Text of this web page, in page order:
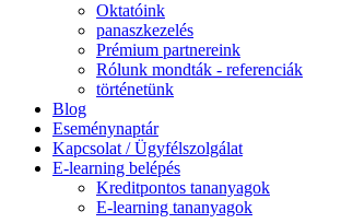
Oktatóink
panaszkezelés
Prémium partnereink
Rólunk mondták - referenciák
történetünk
Blog
Eseménynaptár
Kapcsolat / Ügyfélszolgálat
E-learning belépés
Kreditpontos tananyagok
E-learning tananyagok